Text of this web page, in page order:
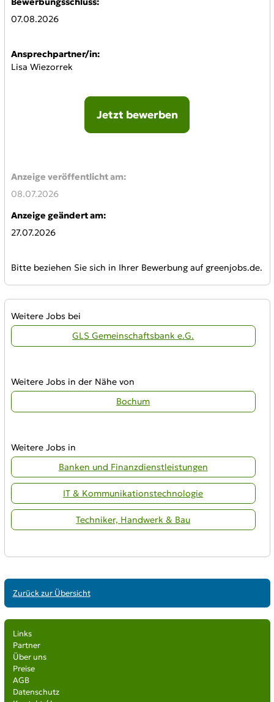
07.08.2026
Ansprechpartner/in:
Lisa Wiezorrek
Jetzt bewerben
Anzeige veröffentlicht am:
08.07.2026
Anzeige geändert am:
27.07.2026
Bitte beziehen Sie sich in Ihrer Bewerbung auf greenjobs.de.
Weitere Jobs bei
GLS Gemeinschaftsbank e.G.
Weitere Jobs in der Nähe von
Bochum
Weitere Jobs in
Banken und Finanzdienstleistungen
IT & Kommunikationstechnologie
Techniker, Handwerk & Bau
Zurück zur Übersicht
Links
Partner
Über uns
Preise
AGB
Datenschutz